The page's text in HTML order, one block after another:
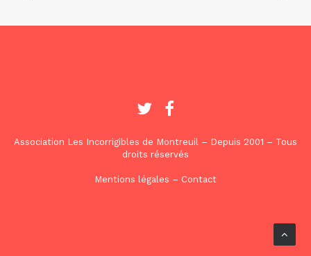
Association Les Incorrigibles de Montreuil – Depuis 2001 – Tous
droits réservés
Mentions légales – Contact